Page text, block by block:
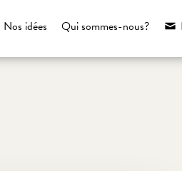
Qui sommes-nous?
Nos idées